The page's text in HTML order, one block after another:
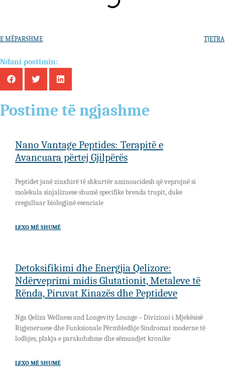
E MËPARSHME TJETRA
Ndani postimin:
Postime të ngjashme
Nano Vantage Peptides: Terapitë e
Avancuara përtej Gjilpërës
Peptidet janë zinxhirë të shkurtër aminoacidesh që veprojnë si
molekula sinjalizuese shumë specifike brenda trupit, duke
rregulluar biologjinë esenciale
LEXO MË SHUMË
Detoksifikimi dhe Energjia Qelizore:
Ndërveprimi midis Glutationit, Metaleve të
Rënda, Piruvat Kinazës dhe Peptideve
Nga Qeliza Wellness and Longevity Lounge – Divizioni i Mjekësisë
Rigjeneruese dhe Funksionale Përmbledhje Sindromat moderne të
lodhjes, plakja e parakohshme dhe sëmundjet kronike
LEXO MË SHUMË